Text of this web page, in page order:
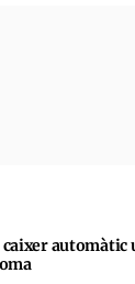
automàtic